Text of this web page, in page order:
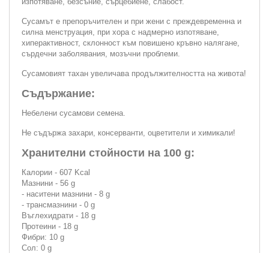
Сусамът е препоръчителен и при жени с преждевременна и
силна менструация, при хора с надмерно изпотяване,
хиперактивност, склонност към повишено кръвно налягане,
сърдечни заболявания, мозъчни проблеми.
Сусамовият тахан увеличава продължителността на живота!
Съдържание:
Небелени сусамови семена.
Не съдържа захари, консерванти, оцветители и химикали!
Хранителни стойности на 100 g:
Калории - 607 Kcal
Мазнини - 56 g
- наситени мазнини - 8 g
- трансмазнини - 0 g
Въглехидрати - 18 g
Протеини - 18 g
Фибри: 10 g
Сол: 0 g